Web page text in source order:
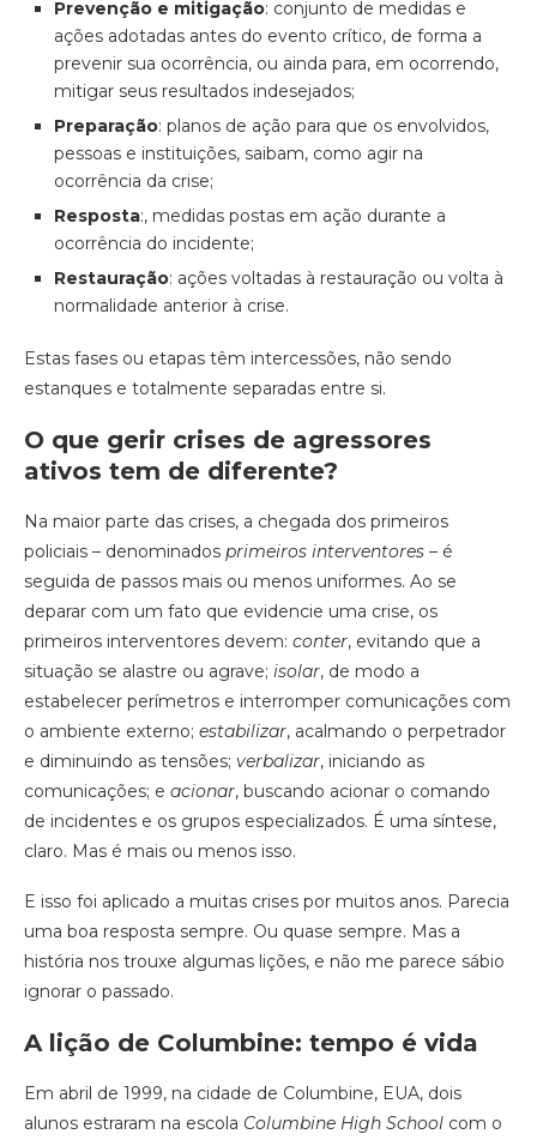
Prevenção e mitigação: conjunto de medidas e
ações adotadas antes do evento crítico, de forma a
prevenir sua ocorrência, ou ainda para, em ocorrendo,
mitigar seus resultados indesejados;
Preparação: planos de ação para que os envolvidos,
pessoas e instituições, saibam, como agir na
ocorrência da crise;
Resposta:, medidas postas em ação durante a
ocorrência do incidente;
Restauração: ações voltadas à restauração ou volta à
normalidade anterior à crise.
Estas fases ou etapas têm intercessões, não sendo
estanques e totalmente separadas entre si.
O que gerir crises de agressores
ativos tem de diferente?
Na maior parte das crises, a chegada dos primeiros
policiais – denominados primeiros interventores – é
seguida de passos mais ou menos uniformes. Ao se
deparar com um fato que evidencie uma crise, os
primeiros interventores devem: conter, evitando que a
situação se alastre ou agrave; isolar, de modo a
estabelecer perímetros e interromper comunicações com
o ambiente externo; estabilizar, acalmando o perpetrador
e diminuindo as tensões; verbalizar, iniciando as
comunicações; e acionar, buscando acionar o comando
de incidentes e os grupos especializados. É uma síntese,
claro. Mas é mais ou menos isso.
E isso foi aplicado a muitas crises por muitos anos. Parecia
uma boa resposta sempre. Ou quase sempre. Mas a
história nos trouxe algumas lições, e não me parece sábio
ignorar o passado.
A lição de Columbine: tempo é vida
Em abril de 1999, na cidade de Columbine, EUA, dois
alunos estraram na escola Columbine High School com o